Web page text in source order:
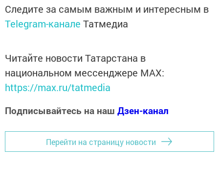
Следите за самым важным и интересным в
Telegram-канале Татмедиа
Читайте новости Татарстана в
национальном мессенджере MАХ:
https://max.ru/tatmedia
Подписывайтесь на наш Дзен-канал
Перейти на страницу новости